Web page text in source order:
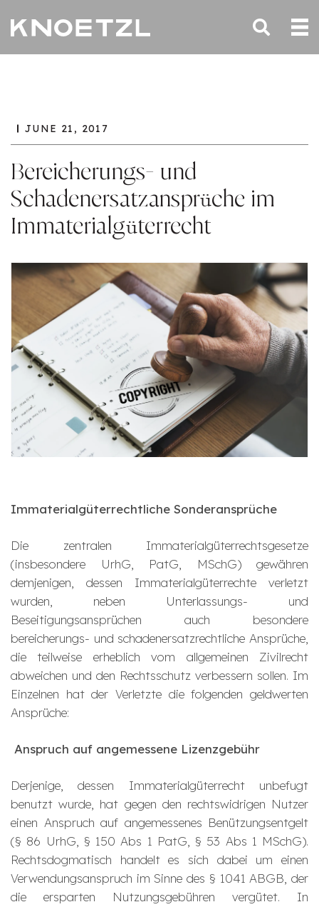
JUNE 21, 2017
Bereicherungs- und
Schadenersatzansprüche im
Immaterialgüterrecht
Immaterialgüterrechtliche Sonderansprüche
Die zentralen Immaterialgüterrechtsgesetze
(insbesondere UrhG, PatG, MSchG) gewähren
demjenigen, dessen Immaterialgüterrechte verletzt
wurden, neben Unterlassungs- und
Beseitigungsansprüchen auch besondere
bereicherungs- und schadenersatzrechtliche Ansprüche,
die teilweise erheblich vom allgemeinen Zivilrecht
abweichen und den Rechtsschutz verbessern sollen. Im
Einzelnen hat der Verletzte die folgenden geldwerten
Ansprüche:
Anspruch auf angemessene Lizenzgebühr
Derjenige, dessen Immaterialgüterrecht unbefugt
benutzt wurde, hat gegen den rechtswidrigen Nutzer
einen Anspruch auf angemessenes Benützungsentgelt
(§ 86 UrhG, § 150 Abs 1 PatG, § 53 Abs 1 MSchG).
Rechtsdogmatisch handelt es sich dabei um einen
Verwendungsanspruch im Sinne des § 1041 ABGB, der
die ersparten Nutzungsgebühren vergütet. In